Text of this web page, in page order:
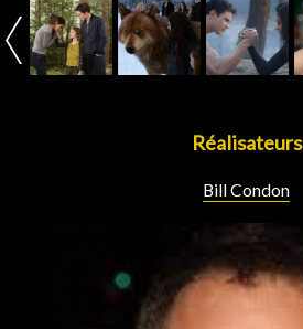
Réalisateurs
Bill Condon